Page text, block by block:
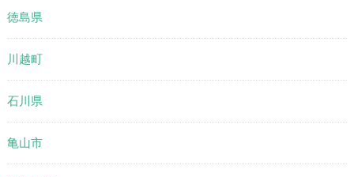
徳島県
川越町
石川県
亀山市